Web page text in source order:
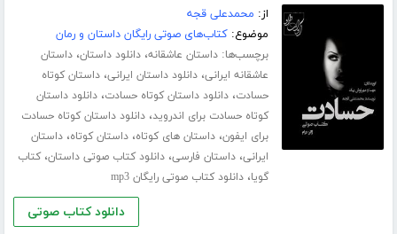
از: محمدعلی قجه
موضوع:کتاب‌های صوتی رایگان داستان و رمان
برچسب‌ها:داستان عاشقانه،دانلود داستان،داستان
عاشقانه ایرانی،دانلود داستان ایرانی،داستان کوتاه
حسادت،دانلود داستان کوتاه حسادت،دانلود داستان
کوتاه حسادت برای اندروید،دانلود داستان کوتاه حسادت
برای ایفون،داستان های کوتاه،داستان کوتاه،داستان
ایرانی،داستان فارسی،دانلود کتاب صوتی داستان،کتاب
گویا،دانلود کتاب صوتی رایگان mp3
دانلود کتاب صوتی